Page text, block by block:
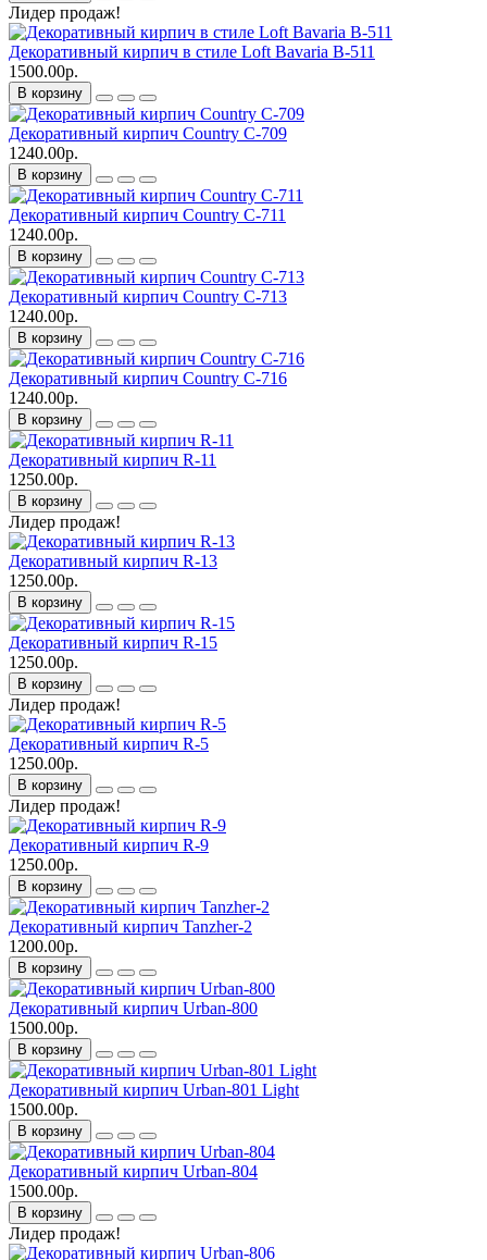
Лидер продаж!
Декоративный кирпич в стиле Loft Bavaria B-511
1500.00р.
В корзину
Декоративный кирпич Country C-709
1240.00р.
В корзину
Декоративный кирпич Country C-711
1240.00р.
В корзину
Декоративный кирпич Country C-713
1240.00р.
В корзину
Декоративный кирпич Country C-716
1240.00р.
В корзину
Декоративный кирпич R-11
1250.00р.
В корзину
Лидер продаж!
Декоративный кирпич R-13
1250.00р.
В корзину
Декоративный кирпич R-15
1250.00р.
В корзину
Лидер продаж!
Декоративный кирпич R-5
1250.00р.
В корзину
Лидер продаж!
Декоративный кирпич R-9
1250.00р.
В корзину
Декоративный кирпич Tanzher-2
1200.00р.
В корзину
Декоративный кирпич Urban-800
1500.00р.
В корзину
Декоративный кирпич Urban-801 Light
1500.00р.
В корзину
Декоративный кирпич Urban-804
1500.00р.
В корзину
Лидер продаж!